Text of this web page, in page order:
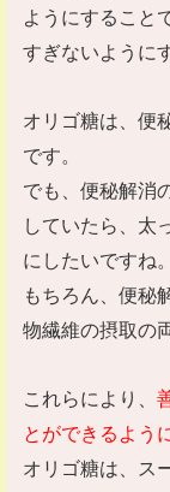
ようにすること
すぎないように
オリゴ糖は、便
です。
でも、便秘解消
していたら、太
にしたいですね。
もちろん、便秘
物繊維の摂取の
これらにより、
とができるよう
オリゴ糖は、ス